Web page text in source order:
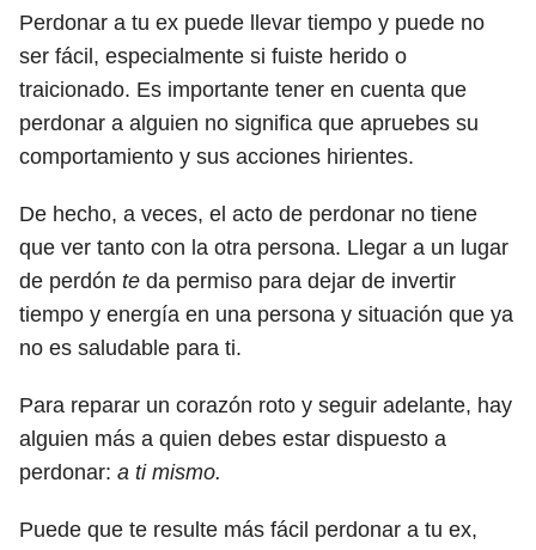
Perdonar a tu ex puede llevar tiempo y puede no
ser fácil, especialmente si fuiste herido o
traicionado. Es importante tener en cuenta que
perdonar a alguien no significa que apruebes su
comportamiento y sus acciones hirientes.
De hecho, a veces, el acto de perdonar no tiene
que ver tanto con la otra persona. Llegar a un lugar
de perdón te da permiso para dejar de invertir
tiempo y energía en una persona y situación que ya
no es saludable para ti.
Para reparar un corazón roto y seguir adelante, hay
alguien más a quien debes estar dispuesto a
perdonar: a ti mismo.
Puede que te resulte más fácil perdonar a tu ex,